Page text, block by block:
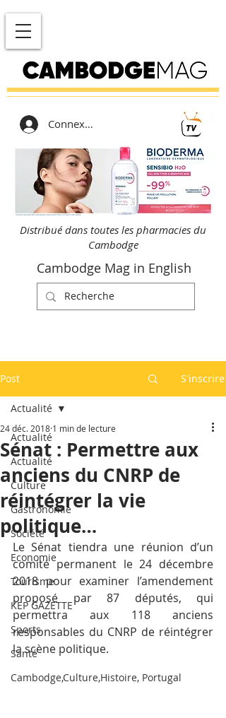
Connexion
Distribué dans toutes les pharmacies du
Cambodge
Cambodge Mag in English
Post S'inscrire
Actualité
Actualité
Culture
Gastronomie
Société
Economie
Tourisme
KEP GAZETTE
Sports
Santé
Cambodge,Culture,Histoire, Portugal
Actualité
Sénat : Permettre aux
anciens du CNRP de
réintégrer la vie
politique…
24 déc. 2018 1 min de lecture
Le Sénat tiendra une réunion d’un
comité permanent le 24 décembre
2018 pour examiner l’amendement
proposé par 87 députés, qui
permettra aux 118 anciens
responsables du CNRP de réintégrer
la scène politique.